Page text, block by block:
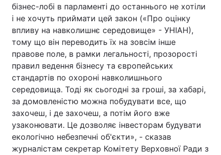
Україна Політика
Економіка Світ
Спорт Наука
Техно і зв'язок Лайт
Зброя Інциденти
Здоров'я Туризм
бізнес-лобі в парламенті до останнього не хотіли
і не хочуть приймати цей закон («Про оцінку
впливу на навколишнє середовище» - УНІАН),
тому що він переводить їх на зовсім інше
правове поле, в рамки легальності, прозорості
правил ведення бізнесу та європейських
стандартів по охороні навколишнього
середовища. Тоді як сьогодні за гроші, за хабарі,
за домовленістю можна побудувати все, що
захочеш, і де захочеш, а потім його вже
узаконювати. Це дозволяє інвесторам будувати
екологічно небезпечні об'єкти», - сказав
журналістам секретар Комітету Верховної Ради з